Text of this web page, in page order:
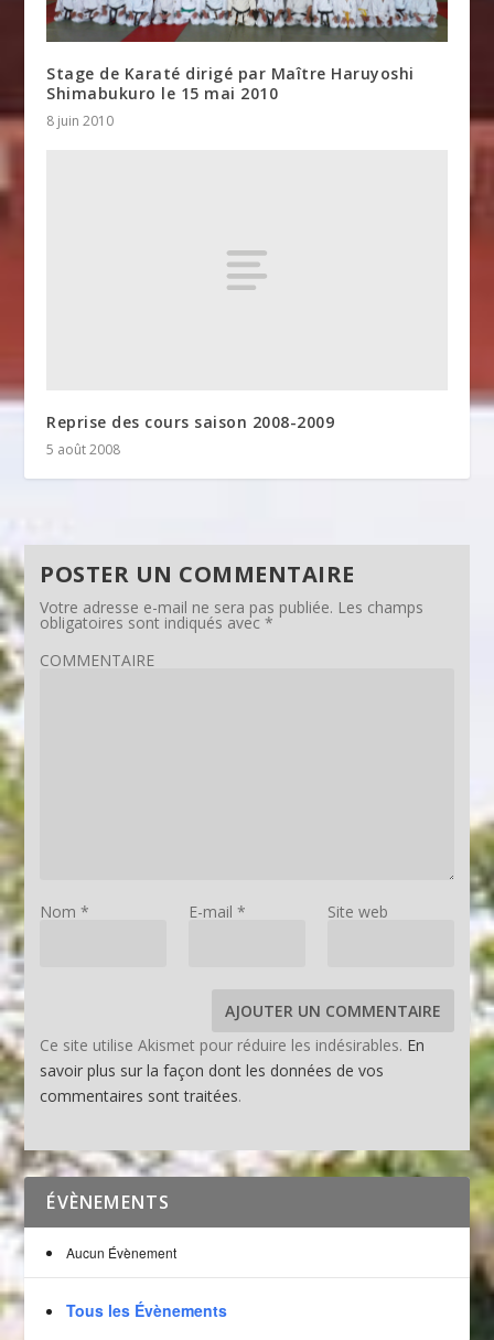
Stage de Karaté dirigé par Maître Haruyoshi
Shimabukuro le 15 mai 2010
8 juin 2010
Reprise des cours saison 2008-2009
5 août 2008
POSTER UN COMMENTAIRE
Votre adresse e-mail ne sera pas publiée. Les champs
obligatoires sont indiqués avec*
COMMENTAIRE
Nom* E-mail* Site web
Ce site utilise Akismet pour réduire les indésirables. En
savoir plus sur la façon dont les données de vos
commentaires sont traitées.
ÉVÈNEMENTS
Aucun Évènement
Tous les Évènements